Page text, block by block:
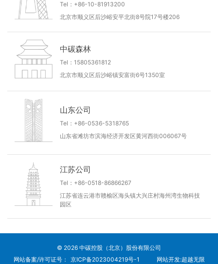
Tel：+86-10-81913200
北京市顺义区后沙峪安平北街8号院17号楼206
中碳森林
Tel：15805361812
北京市顺义区后沙峪镇安富街6号1350室
山东公司
Tel：+86-0536-5318765
山东省滩坊市滨海经济开发区黄河西街006067号
江苏公司
Tel：+86-0518-86866267
江苏省连云港市赣榆区海头镇大兴庄村海州湾生物科技
园区
© 2026 中碳控股（北京）股份有限公司
网站备案/许可证号：
京ICP备2023004219号-1 网站开发:超越无限